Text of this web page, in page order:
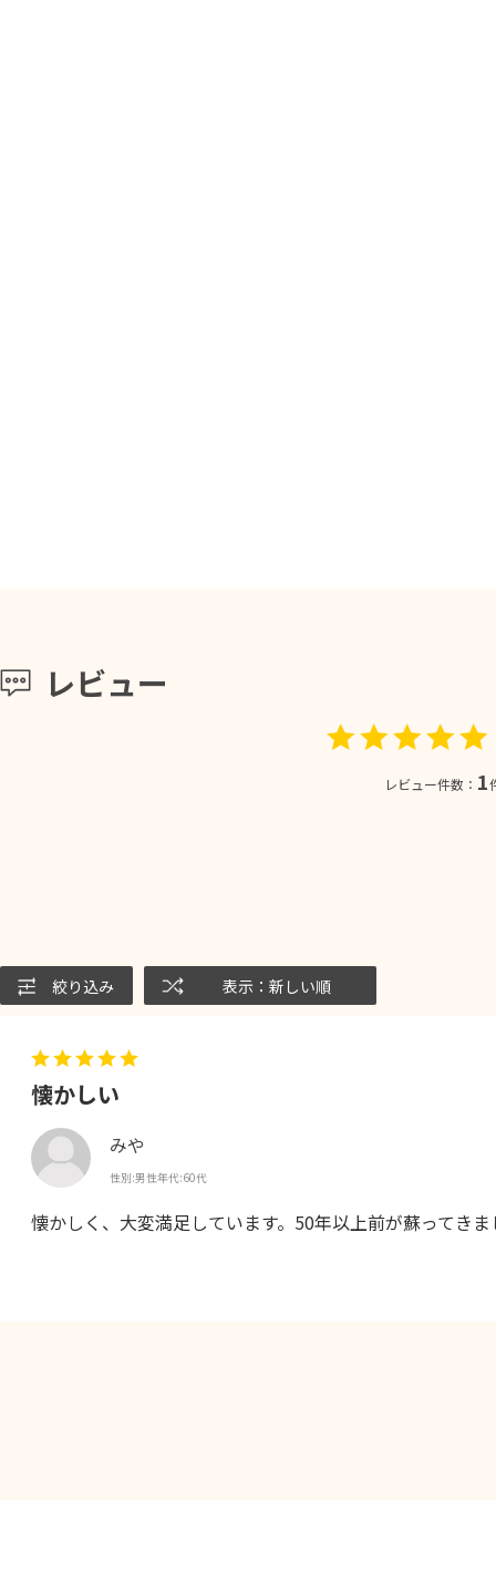
レビュー
レビュー件数： 1
絞り込み 表示：新しい順
懐かしい
みや
性別:男性年代:60代
懐かしく、大変満足しています。50年以上前が蘇ってき